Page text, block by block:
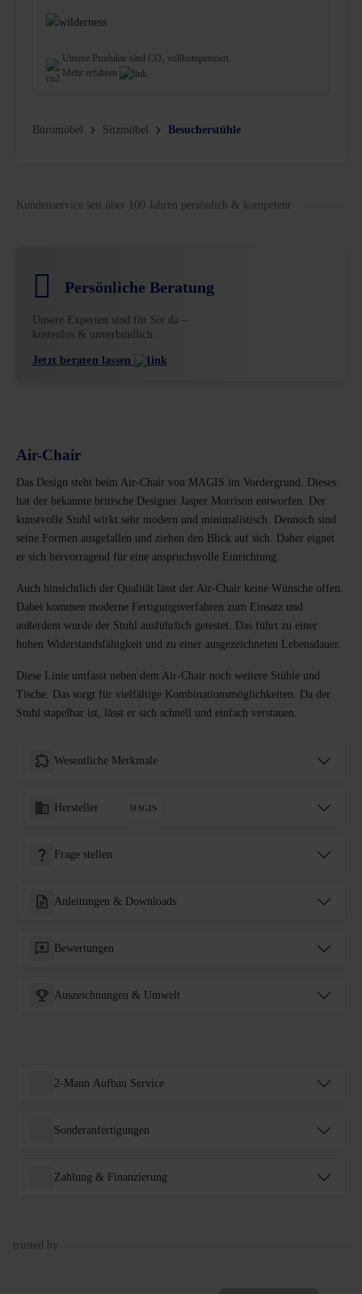
Unsere Produkte sind CO₂ vollkompensiert.
Mehr erfahren
Büromöbel Sitzmöbel Besucherstühle
Kundenservice seit über 100 Jahren persönlich & kompetent
Persönliche Beratung
Unsere Experten sind für Sie da –
kostenlos & unverbindlich.
Jetzt beraten lassen
Air-Chair
Das Design steht beim Air-Chair von MAGIS im Vordergrund. Dieses
hat der bekannte britische Designer Jasper Morrison entworfen. Der
kunstvolle Stuhl wirkt sehr modern und minimalistisch. Dennoch sind
seine Formen ausgefallen und ziehen den Blick auf sich. Daher eignet
er sich hervorragend für eine anspruchsvolle Einrichtung.
Auch hinsichtlich der Qualität lässt der Air-Chair keine Wünsche offen.
Dabei kommen moderne Fertigungsverfahren zum Einsatz und
außerdem wurde der Stuhl ausführlich getestet. Das führt zu einer
hohen Widerstandsfähigkeit und zu einer ausgezeichneten Lebensdauer.
Diese Linie umfasst neben dem Air-Chair noch weitere Stühle und
Tische. Das sorgt für vielfältige Kombinationsmöglichkeiten. Da der
Stuhl stapelbar ist, lässt er sich schnell und einfach verstauen.
Wesentliche Merkmale
Hersteller
Frage stellen
Anleitungen & Downloads
Bewertungen
Auszeichnungen & Umwelt
2-Mann Aufbau Service
Sonderanfertigungen
Zahlung & Finanzierung
trusted by